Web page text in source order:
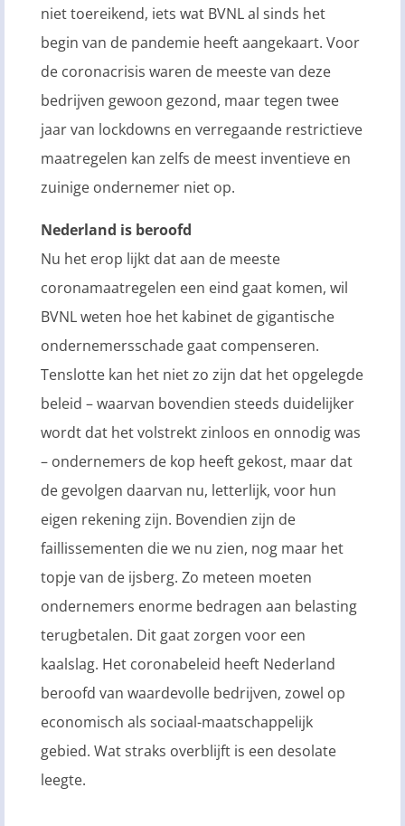
niet toereikend, iets wat BVNL al sinds het
begin van de pandemie heeft aangekaart. Voor
de coronacrisis waren de meeste van deze
bedrijven gewoon gezond, maar tegen twee
jaar van lockdowns en verregaande restrictieve
maatregelen kan zelfs de meest inventieve en
zuinige ondernemer niet op.
Nederland is beroofd
Nu het erop lijkt dat aan de meeste
coronamaatregelen een eind gaat komen, wil
BVNL weten hoe het kabinet de gigantische
ondernemersschade gaat compenseren.
Tenslotte kan het niet zo zijn dat het opgelegde
beleid – waarvan bovendien steeds duidelijker
wordt dat het volstrekt zinloos en onnodig was
– ondernemers de kop heeft gekost, maar dat
de gevolgen daarvan nu, letterlijk, voor hun
eigen rekening zijn. Bovendien zijn de
faillissementen die we nu zien, nog maar het
topje van de ijsberg. Zo meteen moeten
ondernemers enorme bedragen aan belasting
terugbetalen. Dit gaat zorgen voor een
kaalslag. Het coronabeleid heeft Nederland
beroofd van waardevolle bedrijven, zowel op
economisch als sociaal-maatschappelijk
gebied. Wat straks overblijft is een desolate
leegte.